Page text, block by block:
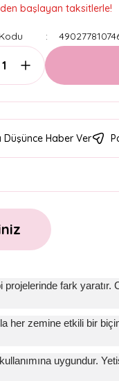
den başlayan taksitlerle!
Düşünce Haber Ver
fark
zemine etkili bir
uygundur.